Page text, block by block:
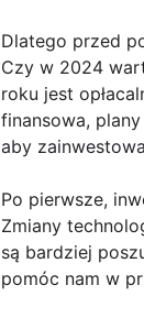
Dlatego przed
Czy w 2024
roku jest
finansowa,
aby
Po pierwsze,
Zmiany
są bardziej
pomóc nam w